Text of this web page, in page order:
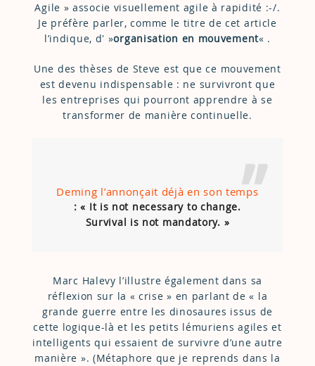
Agile » associe visuellement agile à rapidité :-/.
Je préfère parler, comme le titre de cet article
l’indique, d' »organisation en mouvement« .
Une des thèses de Steve est que ce mouvement
est devenu indispensable : ne survivront que
les entreprises qui pourront apprendre à se
transformer de manière continuelle.
Deming l’annonçait déjà en son temps
: « It is not necessary to change.
Survival is not mandatory. »
Marc Halevy l’illustre également dans sa
réflexion sur la « crise » en parlant de « la
grande guerre entre les dinosaures issus de
cette logique-là et les petits lémuriens agiles et
intelligents qui essaient de survivre d’une autre
manière ». (Métaphore que je reprends dans la